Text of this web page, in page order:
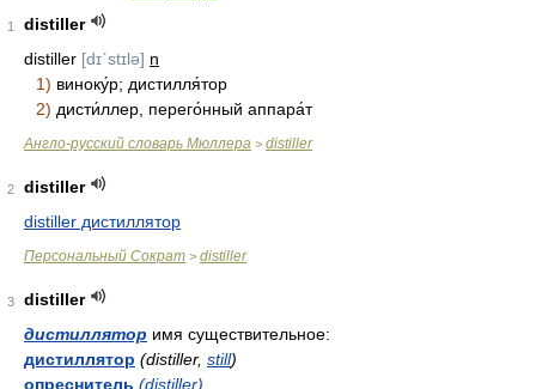
1
distiller
distiller [dɪˊstɪlə] n
1) виноку́р; дистилля́тор
2) дисти́ллер, перего́нный аппара́т
Англо-русский словарь Мюллера > distiller
2
distiller
distiller дистиллятор
Персональный Сократ > distiller
3
distiller
дистиллятор имя существительное:
дистиллятор (distiller, still)
опреснитель (distiller)